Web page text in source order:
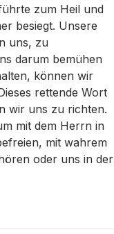
zum Heil und
besiegt. Unsere
uns, zu
darum bemühen
können wir
rettende Wort
wir uns zu richten.
mit dem Herrn in
mit wahrem
oder uns in der